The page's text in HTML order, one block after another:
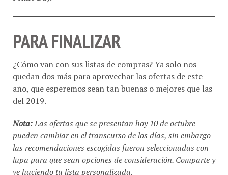
PARA FINALIZAR
¿Cómo van con sus listas de compras? Ya solo nos
quedan dos más para aprovechar las ofertas de este
año, que esperemos sean tan buenas o mejores que las
del 2019.
Nota: Las ofertas que se presentan hoy 10 de octubre
pueden cambiar en el transcurso de los días, sin embargo
las recomendaciones escogidas fueron seleccionadas con
lupa para que sean opciones de consideración. Comparte y
ve haciendo tu lista personalizada.